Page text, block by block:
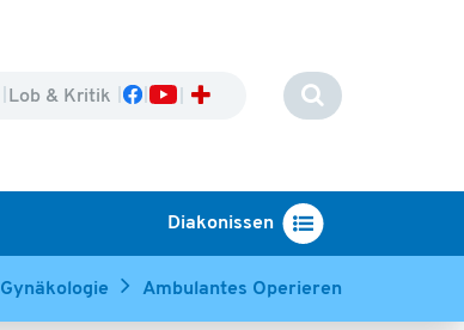
Lob & Kritik
Diakonissen
Gynäkologie Ambulantes Operieren